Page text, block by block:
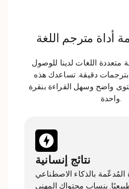
متعددة اللغات لدينا للوصول
دقيقة. تساعدك هذه
واضح وسهل القراءة بنقرة
واحدة.
نتائج إنسانية
المُدعّمة بالذكاء الاصطناعي
ينساب محتواك المهني